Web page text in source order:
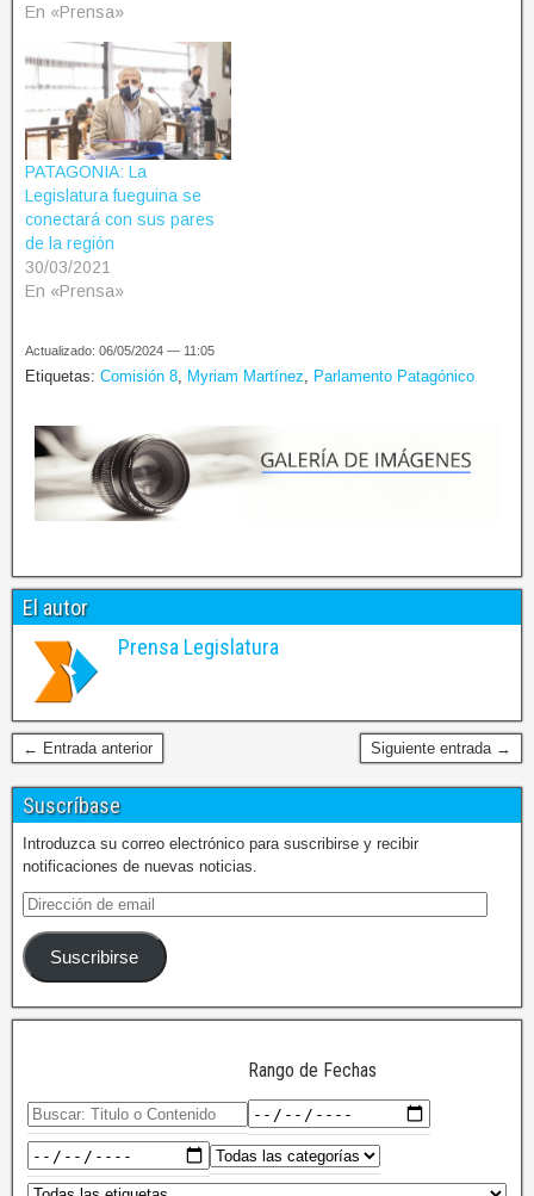
En «Prensa»
PATAGONIA: La
Legislatura fueguina se
conectará con sus pares
de la región
30/03/2021
En «Prensa»
Actualizado: 06/05/2024 — 11:05
Etiquetas: Comisión 8 Myriam Martínez Parlamento Patagónico
El autor
Prensa Legislatura
← Entrada anterior Siguiente entrada →
Suscríbase
Introduzca su correo electrónico para suscribirse y recibir
notificaciones de nuevas noticias.
Suscribirse
Rango de Fechas